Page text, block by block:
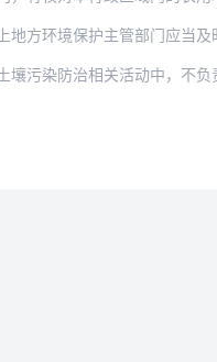
管部门应当及时会同农业主管部门对
动中，不负责任或者弄虚作假的，